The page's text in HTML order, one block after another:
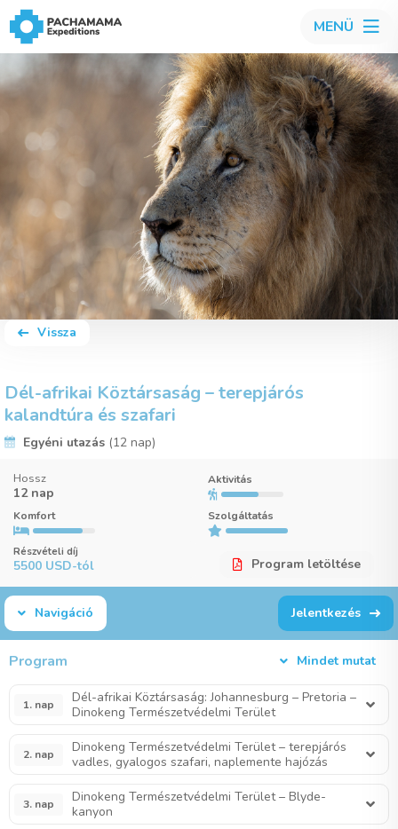
MENÜ
Vissza
Dél-afrikai Köztársaság – terepjárós
kalandtúra és szafari
Egyéni utazás (12 nap)
Hossz
12 nap
Aktivitás
Komfort Szolgáltatás
Részvételi díj
5500 USD-tól Program letöltése
Navigáció Jelentkezés
Program Mindet mutat
1. nap
Dél-afrikai Köztársaság: Johannesburg – Pretoria –
Dinokeng Természetvédelmi Terület
2. nap
Dinokeng Természetvédelmi Terület – terepjárós
vadles, gyalogos szafari, naplemente hajózás
3. nap
Dinokeng Természetvédelmi Terület – Blyde-
kanyon